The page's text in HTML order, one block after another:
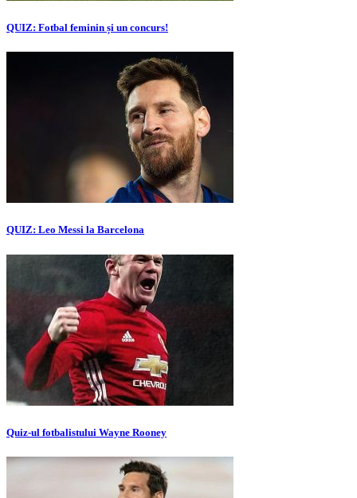
QUIZ: Fotbal feminin și un concurs!
QUIZ: Leo Messi la Barcelona
Quiz-ul fotbalistului Wayne Rooney